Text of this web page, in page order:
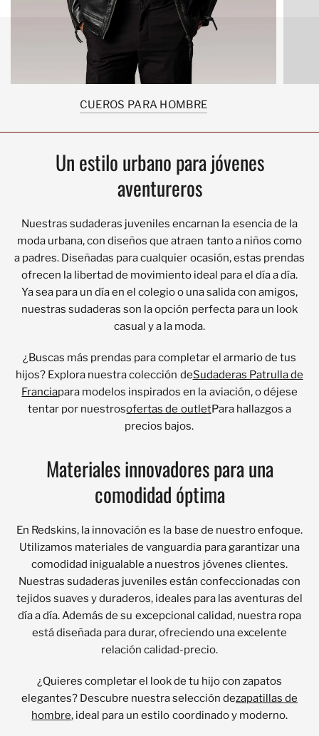
CUEROS PARA HOMBRE
Un estilo urbano para jóvenes
aventureros
Nuestras sudaderas juveniles encarnan la esencia de la
moda urbana, con diseños que atraen tanto a niños como
a padres. Diseñadas para cualquier ocasión, estas prendas
ofrecen la libertad de movimiento ideal para el día a día.
Ya sea para un día en el colegio o una salida con amigos,
nuestras sudaderas son la opción perfecta para un look
casual y a la moda.
¿Buscas más prendas para completar el armario de tus
hijos? Explora nuestra colección deSudaderas Patrulla de
Franciapara modelos inspirados en la aviación, o déjese
tentar por nuestrosofertas de outletPara hallazgos a
precios bajos.
Materiales innovadores para una
comodidad óptima
En Redskins, la innovación es la base de nuestro enfoque.
Utilizamos materiales de vanguardia para garantizar una
comodidad inigualable a nuestros jóvenes clientes.
Nuestras sudaderas juveniles están confeccionadas con
tejidos suaves y duraderos, ideales para las aventuras del
día a día. Además de su excepcional calidad, nuestra ropa
está diseñada para durar, ofreciendo una excelente
relación calidad-precio.
¿Quieres completar el look de tu hijo con zapatos
elegantes? Descubre nuestra selección dezapatillas de
hombre, ideal para un estilo coordinado y moderno.